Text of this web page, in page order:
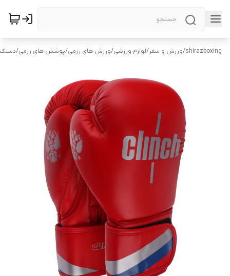
shirazboxing
/ورزش و سفر/لوازم ورزشی/ورزش های رزمی/پوشش های رزمی/